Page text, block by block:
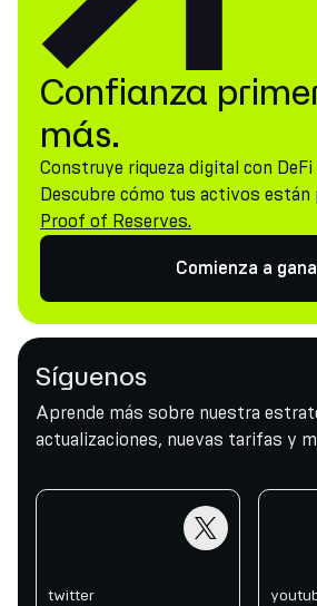
Confianza
más.
Construye riqueza digital con DeFi
Descubre cómo tus activos
Proof of Reserves.
Comienza a
Síguenos
Aprende más sobre nuestra
actualizaciones, nuevas tarifas y
twitter